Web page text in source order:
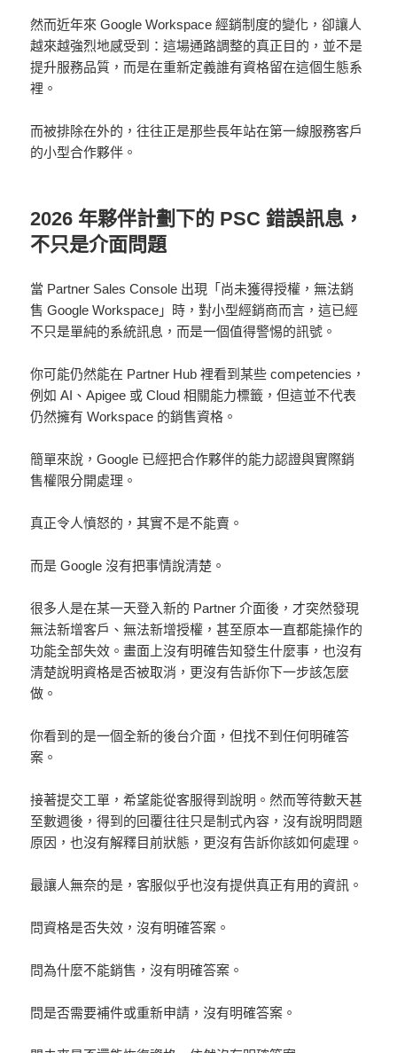
然而近年來 Google Workspace 經銷制度的變化，卻讓人
越來越強烈地感受到：這場通路調整的真正目的，並不是
提升服務品質，而是在重新定義誰有資格留在這個生態系
裡。
而被排除在外的，往往正是那些長年站在第一線服務客戶
的小型合作夥伴。
2026 年夥伴計劃下的 PSC 錯誤訊息，
不只是介面問題
當 Partner Sales Console 出現「尚未獲得授權，無法銷
售 Google Workspace」時，對小型經銷商而言，這已經
不只是單純的系統訊息，而是一個值得警惕的訊號。
你可能仍然能在 Partner Hub 裡看到某些 competencies，
例如 AI、Apigee 或 Cloud 相關能力標籤，但這並不代表
仍然擁有 Workspace 的銷售資格。
簡單來說，Google 已經把合作夥伴的能力認證與實際銷
售權限分開處理。
真正令人憤怒的，其實不是不能賣。
而是 Google 沒有把事情說清楚。
很多人是在某一天登入新的 Partner 介面後，才突然發現
無法新增客戶、無法新增授權，甚至原本一直都能操作的
功能全部失效。畫面上沒有明確告知發生什麼事，也沒有
清楚說明資格是否被取消，更沒有告訴你下一步該怎麼
做。
你看到的是一個全新的後台介面，但找不到任何明確答
案。
接著提交工單，希望能從客服得到說明。然而等待數天甚
至數週後，得到的回覆往往只是制式內容，沒有說明問題
原因，也沒有解釋目前狀態，更沒有告訴你該如何處理。
最讓人無奈的是，客服似乎也沒有提供真正有用的資訊。
問資格是否失效，沒有明確答案。
問為什麼不能銷售，沒有明確答案。
問是否需要補件或重新申請，沒有明確答案。